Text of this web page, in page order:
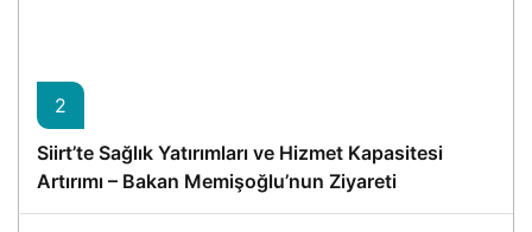
2
Siirt’te Sağlık Yatırımları ve Hizmet Kapasitesi
Artırımı – Bakan Memişoğlu’nun Ziyareti